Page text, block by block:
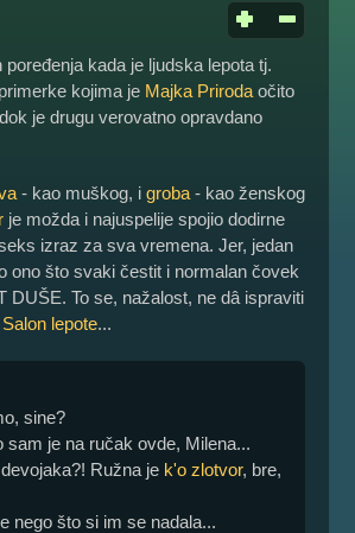
kada je ljudska lepota tj.
kojima je Majka Priroda očito
je drugu verovatno opravdano
- kao muškog, i groba - kao ženskog
je možda i najuspelije spojio dodirne
izraz za sva vremena. Jer, jedan
ono što svaki čestit i normalan čovek
DUŠE. To se, nažalost, ne dâ ispraviti
Salon lepote...
sine?
sam je na ručak ovde, Milena...
Ružna je k'o zlotvor, bre,
nego što si im se nadala...